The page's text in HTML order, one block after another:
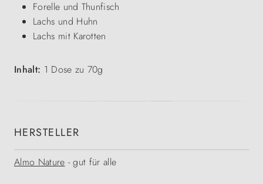
Forelle und Thunfisch
Lachs und Huhn
Lachs mit Karotten
Inhalt: 1 Dose zu 70g
HERSTELLER
Almo Nature - gut für alle